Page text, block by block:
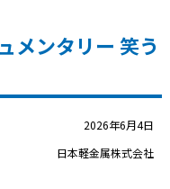
メンタリー 笑う
2026年6月4日
日本軽金属株式会社